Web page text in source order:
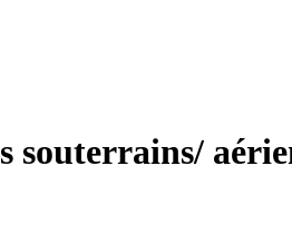
souterrains/